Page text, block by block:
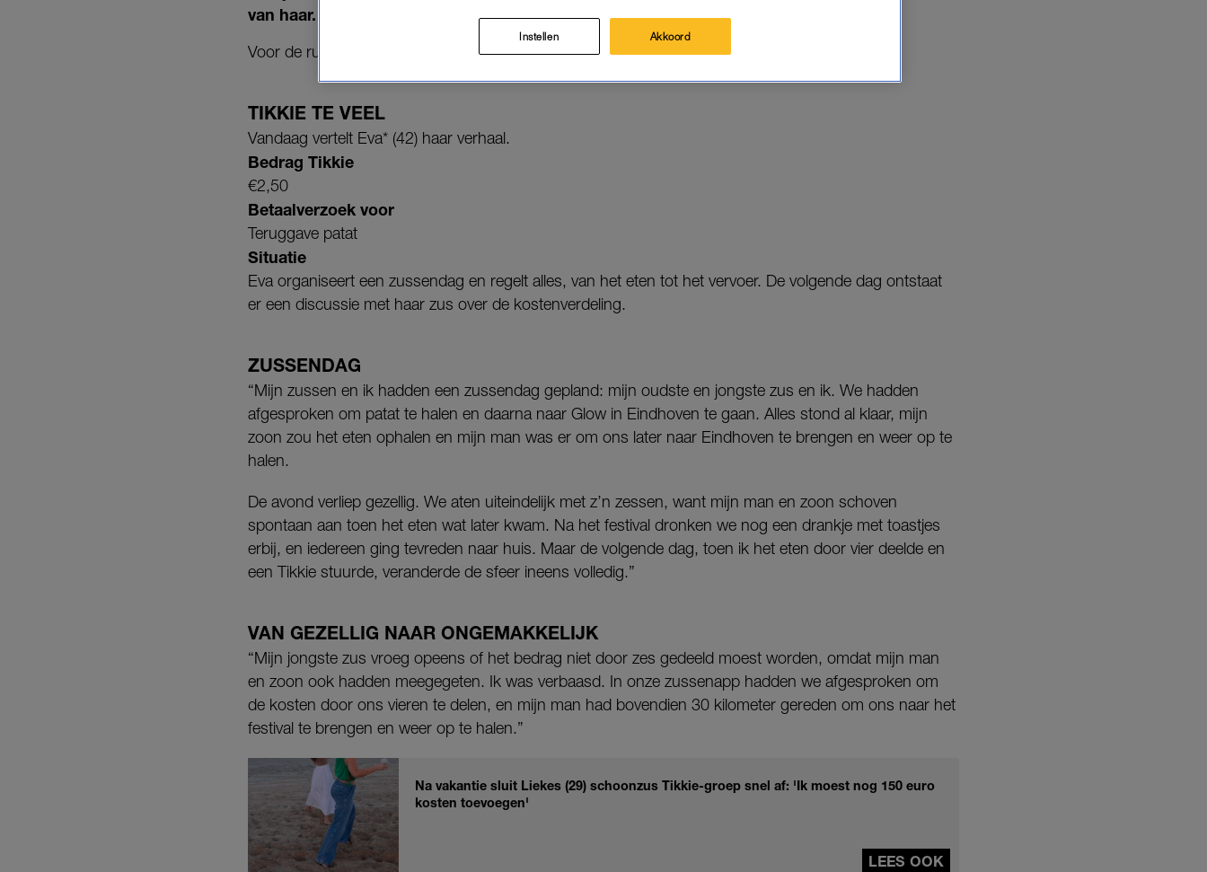
van haar. Voor dat ene wijntje van vier euro. De horreur.
Voor de rubriek spreken we vrouwen met absurde Tikkie-ervaringen.
TIKKIE TE VEEL
Vandaag vertelt Eva* (42) haar verhaal.
Bedrag Tikkie
€2,50
Betaalverzoek voor
Teruggave patat
Situatie
Eva organiseert een zussendag en regelt alles, van het eten tot het vervoer. De volgende dag ontstaat
er een discussie met haar zus over de kostenverdeling.
ZUSSENDAG
“Mijn zussen en ik hadden een zussendag gepland: mijn oudste en jongste zus en ik. We hadden
afgesproken om patat te halen en daarna naar Glow in Eindhoven te gaan. Alles stond al klaar, mijn
zoon zou het eten ophalen en mijn man was er om ons later naar Eindhoven te brengen en weer op te
halen.
De avond verliep gezellig. We aten uiteindelijk met z’n zessen, want mijn man en zoon schoven
spontaan aan toen het eten wat later kwam. Na het festival dronken we nog een drankje met toastjes
erbij, en iedereen ging tevreden naar huis. Maar de volgende dag, toen ik het eten door vier deelde en
een Tikkie stuurde, veranderde de sfeer ineens volledig.”
VAN GEZELLIG NAAR ONGEMAKKELIJK
“Mijn jongste zus vroeg opeens of het bedrag niet door zes gedeeld moest worden, omdat mijn man
en zoon ook hadden meegegeten. Ik was verbaasd. In onze zussenapp hadden we afgesproken om
de kosten door ons vieren te delen, en mijn man had bovendien 30 kilometer gereden om ons naar het
festival te brengen en weer op te halen.”
Na vakantie sluit Liekes (29) schoonzus Tikkie-groep snel af: 'Ik moest nog 150 euro
kosten toevoegen'
LEES OOK
Instellen Akkoord